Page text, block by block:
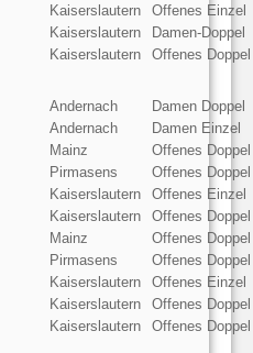
Kaiserslautern
Offenes Einzel
Kaiserslautern
Damen-Doppel
Kaiserslautern Offenes Doppel
Andernach
Damen Doppel
Andernach
Damen Einzel
Mainz
Offenes Doppel
Pirmasens
Offenes Doppel
Kaiserslautern
Offenes Einzel
Kaiserslautern
Offenes Doppel
Mainz
Offenes Doppel
Pirmasens
Offenes Doppel
Kaiserslautern
Offenes Einzel
Kaiserslautern
Offenes Doppel
Kaiserslautern Offenes Doppel